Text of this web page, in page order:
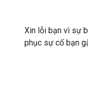
Xin lỗi bạn vì sự
phục sự cố bạn